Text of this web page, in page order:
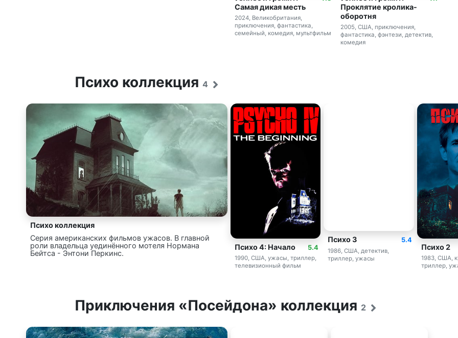
Самая дикая месть
2024, Великобритания,
приключения, фантастика,
семейный, комедия, мультфильм
Проклятие кролика-
оборотня
2005, США, приключения,
фантастика, фэнтези, детектив,
комедия
Психо коллекция 4
Психо коллекция
Серия американских фильмов ужасов. В главной
роли владельца уединённого мотеля Нормана
Бейтса - Энтони Перкинс.
5.4
Психо 4: Начало
1990, США, ужасы, триллер,
телевизионный фильм
5.4
Психо 3
1986, США, детектив,
триллер, ужасы
Психо 2
1983, США,
триллер,
Приключения «Посейдона» коллекция 2